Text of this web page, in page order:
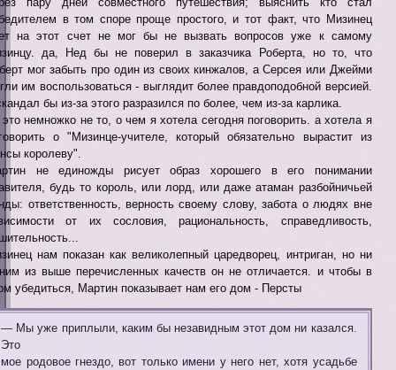
в том споре проще простого, и тот факт, что Мизинец
на этот счет не мог бы не вызвать вопросов уже к самому
да, Нед бы не поверил в заказчика Роберта, но то, что
мог забыть про один из своих кинжалов, а Серсея или Джейми
им воспользоваться - выглядит более правдоподобной версией.
бы из-за этого разразился по более, чем из-за карлика.
немножко не то, о чем я хотела сегодня поговорить. а хотела я
о "Мизинце-учителе, который обязательно вырастит из
королеву".
не единожды рисует образ хорошего в его понимании
будь то король, или лорд, или даже атаман разбойничьей
ответственность, верность своему слову, забота о людях вне
от их сословия, рациональность, справедливость,
нам показан как великолепный царедворец, интриган, но ни
из выше перечисленных качеств он не отличается. и чтобы в
убедиться, Мартин показывает нам его дом - Персты
— Мы уже приплыли, каким бы незавидным этот дом ни казался.
Это
мое родовое гнездо, вот только имени у него нет, хотя усадьбе